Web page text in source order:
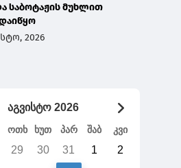
საბოტაჟის მუხლით
2026
აგვისტო 2026
ოთხ ხუთ პარ შაბ კვი
29 30 31 1 2